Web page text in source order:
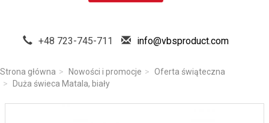
+48 723-745-711 info@vbsproduct.com
Strona główna Nowości i promocje
Oferta świąteczna
Duża świeca Matala, biały